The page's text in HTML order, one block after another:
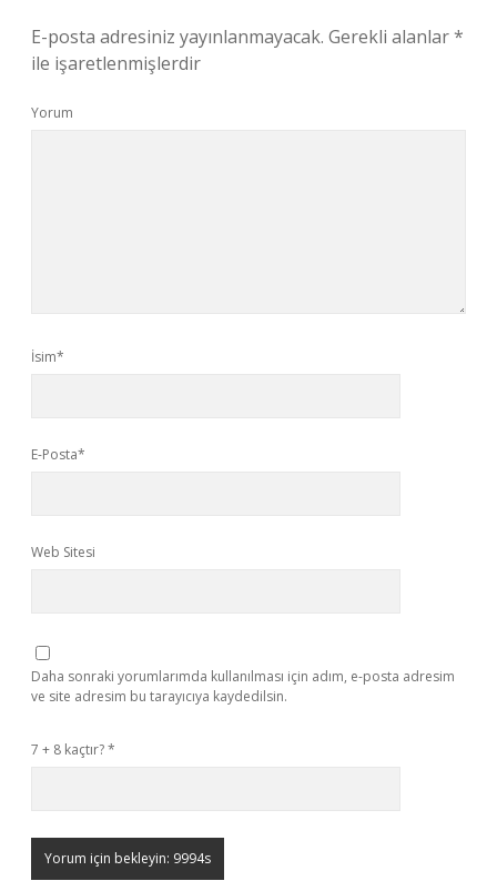
E-posta adresiniz yayınlanmayacak. Gerekli alanlar*
ile işaretlenmişlerdir
Yorum
İsim*
E-Posta*
Web Sitesi
Daha sonraki yorumlarımda kullanılması için adım, e-posta adresim
ve site adresim bu tarayıcıya kaydedilsin.
7 + 8 kaçtır?*